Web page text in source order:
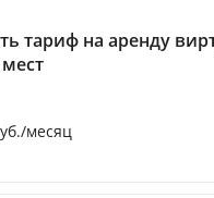
тариф на аренду
месяц